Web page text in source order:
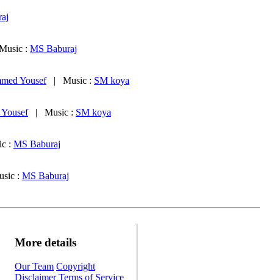
: MS Baburaj
Yousef| Music : SM koya
| Music : SM koya
: MS Baburaj
: MS Baburaj
More details
Our Team Copyright
Disclaimer Terms of Service